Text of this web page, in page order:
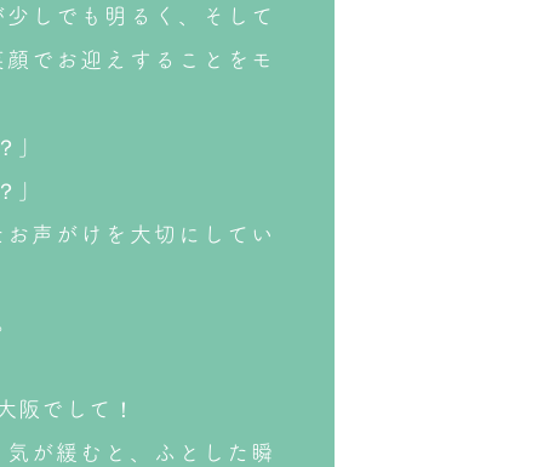
しでも明るく、そして
でお迎えすることをモ
」
」
声がけを大切にしてい
阪でして！
が緩むと、ふとした瞬